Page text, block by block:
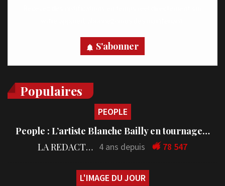
S'abonner
Populaires
PEOPLE
People : L’artiste Blanche Bailly en tournage…
LA REDACTION 4 ans depuis 78 547
L'IMAGE DU JOUR